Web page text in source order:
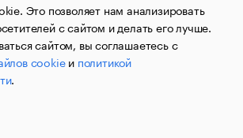
1995–2026.Сообщения
агентства «РБК»
Федеральной службой по надзору в сфере
технологий и массовых
09.12.2015 за номером ИА
пометкой «РБК». Отдельные
информацию,
для пользователей
Это позволяет нам анализировать
с сайтом и делать его лучше.
сайтом, вы соглашаетесь с
cookieи политикой
.